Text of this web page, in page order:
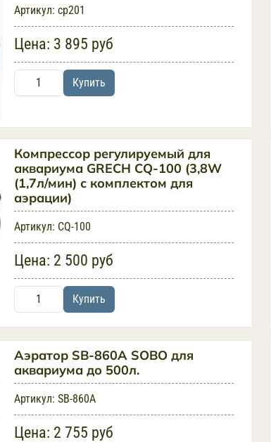
Артикул: cp201
Цена: 3 895 руб
Купить
Компрессор регулируемый для
аквариума GRECH CQ-100 (3,8W
(1,7л/мин) с комплектом для
аэрации)
Артикул: CQ-100
Цена: 2 500 руб
Купить
Аэратор SB-860A SOBO для
аквариума до 500л.
Артикул: SB-860A
Цена: 2 755 руб